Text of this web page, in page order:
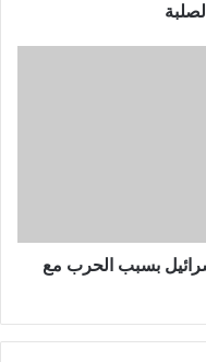
بسبب الحرب مع